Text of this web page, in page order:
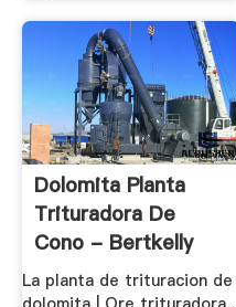
Dolomita Planta
Trituradora De
Cono - Bertkelly
La planta de trituracion de